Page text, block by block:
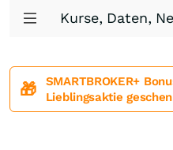
Kurse, Daten,
🎁
SMARTBROKER+
Lieblingsaktie